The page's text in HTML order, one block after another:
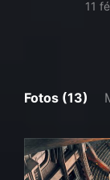
11
Fotos (13)